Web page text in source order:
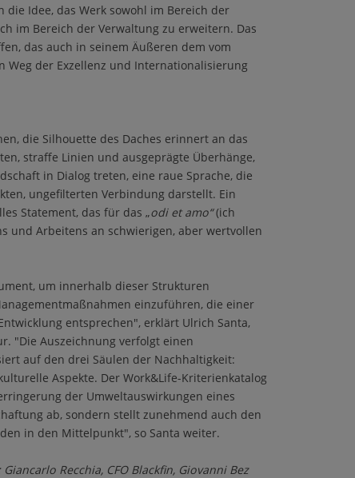
die Idee, das Werk sowohl im Bereich der
im Bereich der Verwaltung zu erweitern. Das
das auch in seinem Äußeren dem vom
Weg der Exzellenz und Internationalisierung
die Silhouette des Daches erinnert an das
straffe Linien und ausgeprägte Überhänge,
in Dialog treten, eine raue Sprache, die
ungefilterten Verbindung darstellt. Ein
Statement, das für das „odi et amo“(ich
und Arbeitens an schwierigen, aber wertvollen
um innerhalb dieser Strukturen
einzuführen, die einer
entsprechen", erklärt Ulrich Santa,
"Die Auszeichnung verfolgt einen
auf den drei Säulen der Nachhaltigkeit:
Aspekte. Der Work&Life-Kriterienkatalog
der Umweltauswirkungen eines
ab, sondern stellt zunehmend auch den
in den Mittelpunkt", so Santa weiter.
Recchia, CFO Blackfin, Giovanni Bez